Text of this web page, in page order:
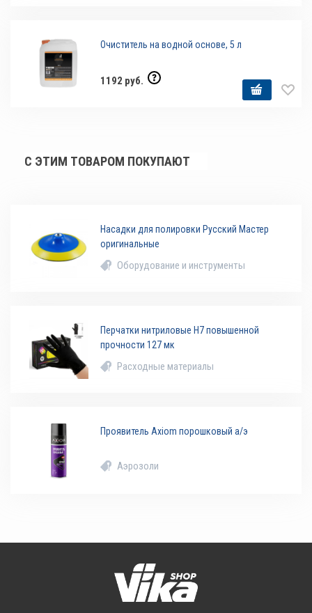
Очиститель на водной основе, 5 л
1192 руб.
С ЭТИМ ТОВАРОМ ПОКУПАЮТ
Насадки для полировки Русский Мастер
оригинальные
Оборудование и инструменты
Перчатки нитриловые H7 повышенной
прочности 127 мк
Расходные материалы
Проявитель Axiom порошковый а/э
Аэрозоли